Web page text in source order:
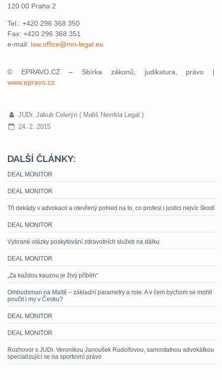
120 00 Praha 2
Tel.: +420 296 368 350
Fax: +420 296 368 351
e-mail: law.office@mn-legal.eu
© EPRAVO.CZ – Sbírka zákonů, judikatura, právo |
www.epravo.cz
JUDr. Jakub Celerýn ( Mališ Nevrkla Legal )
24. 2. 2015
DALŠÍ ČLÁNKY:
DEAL MONITOR
DEAL MONITOR
Tři dekády v advokacii a otevřený pohled na to, co profesi i justici nejvíc škodí
DEAL MONITOR
Vybrané otázky poskytování zdravotních služeb na dálku
DEAL MONITOR
„Za každou kauzou je živý příběh“
Ombudsman na Maltě – základní parametry a role. A v čem bychom se mohli
poučit i my v Česku?
DEAL MONITOR
DEAL MONITOR
Rozhovor s JUDr. Veronikou Janoušek Rudolfovou, samostatnou advokátkou
specializující se na sportovní právo